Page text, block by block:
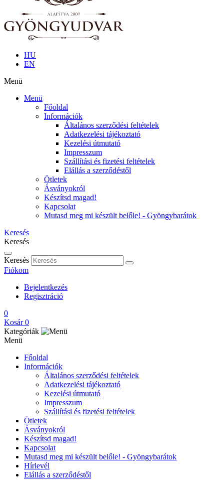
HU
EN
Menü
Menü
Főoldal
Információk
Általános szerződési feltételek
Adatkezelési tájékoztató
Kezelési útmutató
Impresszum
Szállítási és fizetési feltételek
Elállás a szerződéstől
Ötletek
Ásványokról
Készítsd magad!
Kapcsolat
Mutasd meg mi készült belőle! - Gyöngybarátok
Keresés
Keresés
Keresés
Fiókom
Bejelentkezés
Regisztráció
0
Kosár 0
Kategóriák
Menü
Főoldal
Információk
Általános szerződési feltételek
Adatkezelési tájékoztató
Kezelési útmutató
Impresszum
Szállítási és fizetési feltételek
Ötletek
Ásványokról
Készítsd magad!
Kapcsolat
Mutasd meg mi készült belőle! - Gyöngybarátok
Hírlevél
Elállás a szerződéstől